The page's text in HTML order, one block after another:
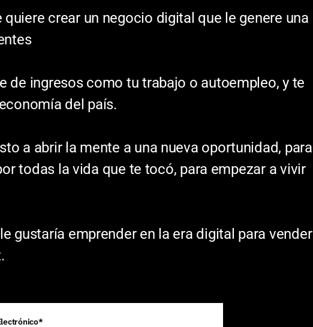
quiere crear un negocio digital que le genere una
de ingresos como tu trabajo o autoempleo, y te
del país.
a abrir la mente a una nueva oportunidad, para
todas la vida que te tocó, para empezar a vivir
gustaría emprender en la era digital para vender